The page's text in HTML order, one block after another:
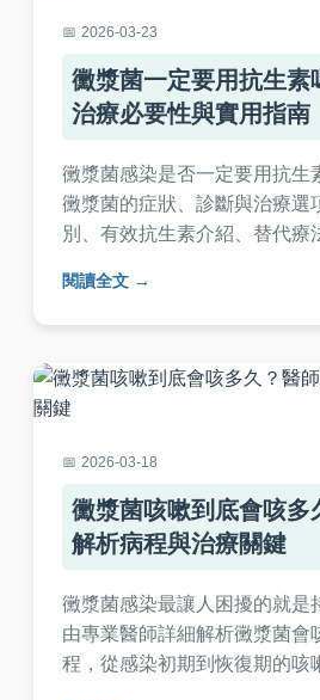
2026-03-23
黴漿菌一定要用抗生素
治療必要性與實用指南
黴漿菌感染是否一定要用抗生
黴漿菌的症狀、診斷與治療選
別、有效抗生素介紹、替代療
素，何時可觀察等待，避免不
閱讀全文
2026-03-18
黴漿菌咳嗽到底會咳多
解析病程與治療關鍵
黴漿菌感染最讓人困擾的就是
由專業醫師詳細解析黴漿菌會
程，從感染初期到恢復期的咳